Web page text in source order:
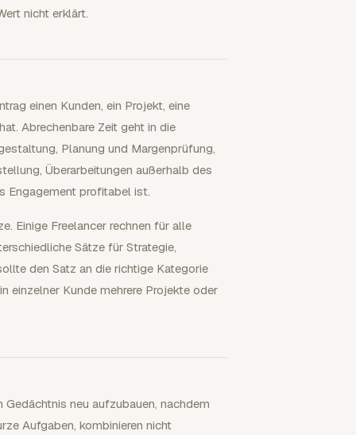
nicht erklärt.
einen Kunden, ein Projekt, eine
Abrechenbare Zeit geht in die
Planung und Margenprüfung,
Überarbeitungen außerhalb des
Engagement profitabel ist.
Einige Freelancer rechnen für alle
Sätze für Strategie,
den Satz an die richtige Kategorie
einzelner Kunde mehrere Projekte oder
neu aufzubauen, nachdem
Aufgaben, kombinieren nicht